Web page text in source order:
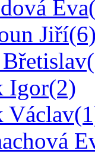
Eva
Jiří(6)
Břetislav
Igor(2)
Václav